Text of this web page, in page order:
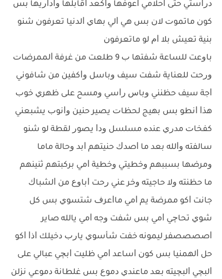
ﺩﺭﺍﺳﺘﻲ ﺣﺘﻰ ﺍﺣﻼﻣﻲ ﺍﻋﻮﻓﻬﺎ ﻭﺍﻛﻌﺪ ﺍﻗﺎﺑﻠﻬﺎ ﻭﺍﺩﺍﺭﻳﻬﺎ ﺑﺲ
ﻛﻮﻥ ﻣﺎﺗﻤﻮﺕ ﻻﻥ ﺑﺲ ﻫﻲ ﺍﻟﻲ ﺑﻬﺎﻱ ﺍﻟﺪﻧﻴﺎ ﺗﻌﺮﻓﻮﻥ ﺷﻨﻮ
ﺑﻨﻴﺔ ﺗﻌﻴﺶ ﺑﻼ ﺍﻡ ﻟﻮ ﻣﺎﺗﻌﺮﻓﻮﻥ
ﺑﺎﻭﻋﺖ ﻟﻠﺴﺎﻋﺔ ﺷﻔﺘﻬﺎ ﺏ 9 ﻃﻠﻌﺖ ﻣﻦ ﻏﺮﻓﺔ ﺍﻟﻤﻤﺮﺿﺎﺕ
ﻭﺭﺣﺖ ﻟﻠﻌﻨﺎﻳﺔ ﺷﻔﺖ ﺳﻴﻒ ﻭﺑﺎﺳﻞ ﻭﺍﻛﻔﻴﻦ ﻣﻦ ﺷﺎﻓﻮﻧﻲ
ﺍﺟﺔ ﺳﻴﻒ ﺣﻈﻨﻨﻲ ﻭﺑﺎﺱ ﺭﺍﺳﻲ ﻭﻣﺴﺢ ﻋﻠﻰ ﻇﻬﺮﻱ ﺧﻮﺏ
ﻫﺬﺍ ﺍﻧﻄﻮ ﺑﺲ ﺑﻬﻴﺞ ﻟﺤﻈﺎﺕ ﻳﺼﻴﺮ ﺣﻨﻴﻦ ﻭﺍﻧﻮﺏ ﻳﺸﺒﻌﻨﻲ
ﻛﻔﺨﺎﺕ ﻣﺪﺭﻱ ﻋﻨﺪﻩ ﻣﺴﻠﺴﻞ ﻭﺩﺍ ﻳﺼﻮﺭ ﻟﻘﻄﺔ ﻟﻮ ﺷﻨﻮ
ﺳﺎﻟﻔﺘﻪ ﻭﺍﻟﻠﻪ ﺑﻌﺪ ﻣﺎ ﺍﺻﺪﻙ ﺣﻨﻴﺘﻬﻢ ﺍﺑﺪ ﻭﺣﺎﻟﺔ ﻣﺎﻣﺎ
ﻭﻣﺮﺿﻬﺎ ﺑﺴﺒﺒﻬﻢ ﻭﺧﻄﻴﺘﻲ ﻭﺧﻄﻴﺔ ﺍﻣﻲ ﺑﺮﻛﺒﺘﻬﻢ ﺛﻨﻴﻨﻬﻢ
ﻣﺎ ﺣﻈﻨﺘﻪ ﻭﻻ ﺣﺎﺟﻴﺘﻪ ﻭﺧﺮ ﻋﻨﻲ ﺭﺣﺖ ﺍﺑﺎﻭﻉ ﻣﻦ ﺍﻟﺸﺒﺎﻙ
ﺟﺎﻧﺖ ﺍﻛﻮ ﻣﻤﺮﺿﺔ ﻳﻢ ﺍﻣﻲ ﻣﺎﺍﻋﺮﻑ ﺷﺘﺴﻮﻱ ﺑﺲ ﻛﻞ
ﺷﻮﻱ ﺗﺤﺎﭼﻲ ﺍﻣﻲ ﺑﺲ ﺷﻔﺖ ﻭﺟﻪ ﺍﻣﻲ ﻳﺎﻟﻠﻪ ﺻﺎﻳﺮ
ﺍﺻﺼﺼﺼﻔﺮ ﻟﻴﻤﻮﻧﻪ ﺧﻔﺖ ﺷﺄﺳﻮﻱ ﻳﺎﺭﺏ ﺩﺧﻴﻠﻚ ﺍﺫﺍ ﺍﻛﻮ
ﺣﻞ ﺍﻟﻬﻤﻨﻴﺎ ﺑﺲ ﻛﻮﻥ ﺍﺳﺎﻋﺪ ﺍﻣﻲ ﻇﻠﻴﺖ ﺍﺑﭽﻲ ﻋﺒﺎﻟﻲ ﻋﻠﻰ
ﺍﻟﺒﭽﻲ ﺍﻟﺒﭽﻴﺘﻪ ﺑﻌﺪ ﻣﺎﻋﻨﺪﻱ ﺩﻣﻮﻉ ﺑﺲ ﻏﻠﻄﺎﻧﺔ ﺩﻣﻮﻋﻲ ﻧﺰﻟﻦ